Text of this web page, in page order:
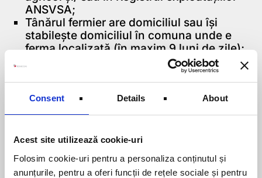
Consent Details About
Acest site utilizează cookie-uri
Folosim cookie-uri pentru a personaliza conținutul și
anunțurile, pentru a oferi funcții de rețele sociale și pentru
ANSVSA;
Tânărul fermier are domiciliul sau își
stabilește domiciliul în comuna unde e
ferma localizată (în maxim 9 luni de zile);
Dacă tânărul fermier are și un alt loc de
muncă, acesta poate fi doar în comuna
unde e ferma localizată, comunele
limitrofe sau în cel mai apropiat oraș;
Tânărul fermier devine fermier activ în 18
clarificat ce înseamnă acest aspect;
Criterii de selecție